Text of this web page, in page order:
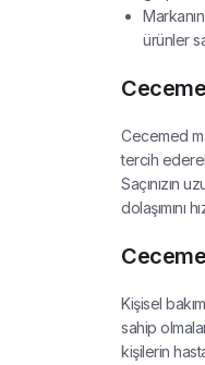
ürünler
Cecemed
tercih
Saçınızın
dolaşımını
Kişisel
sahip
kişilerin